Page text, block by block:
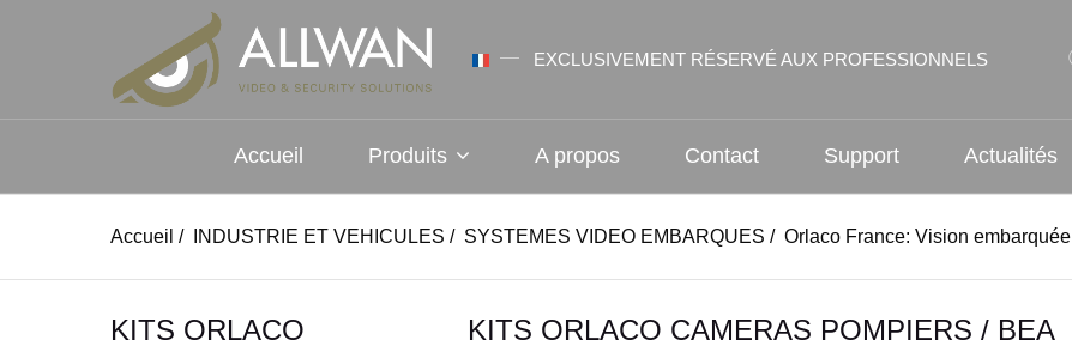
EXCLUSIVEMENT RÉSERVÉ AUX PROFESSIONNELS
Accueil Produits A propos Contact Support Actualités
Accueil / INDUSTRIE ET VEHICULES / SYSTEMES VIDEO EMBARQUES / Orlaco France: Vision embarquée
KITS ORLACO
KITS ORLACO CAMERAS POMPIERS / BEA